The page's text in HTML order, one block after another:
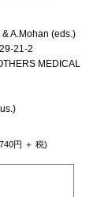
& A.Mohan (eds.)
21-2
MEDICAL
円 ＋ 税)